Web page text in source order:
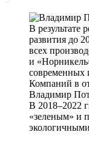
В результате
развития до
всех
и
современных
Компаний в
Владимир
В 2018–2022
«зеленым» и